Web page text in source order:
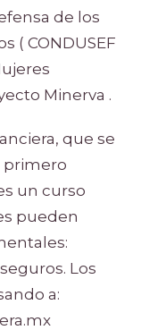
de los
( CONDUSEF
Minerva .
que se
primero
un curso
pueden
Los
a: